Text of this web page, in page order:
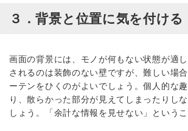
３．背景と位置に気を付ける
画面の背景には、モノが何もない状態が適
されるのは装飾のない壁ですが、難しい場
ーテンをひくのがよいでしょう。個人的な
り、散らかった部分が見えてしまったりし
しょう。「余計な情報を見せない」というこ